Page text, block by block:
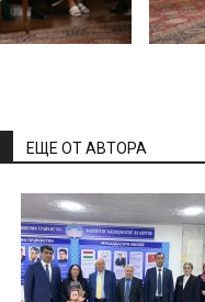
ЕЩЕ ОТ АВТОРА